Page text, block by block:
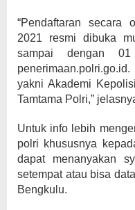
“Pendaftaran secara
2021 resmi dibuka
sampai dengan
yakni Akademi
Tamtama Polri,”
Untuk info lebih
polri khususnya
dapat menanyakan
setempat atau bisa
Bengkulu.